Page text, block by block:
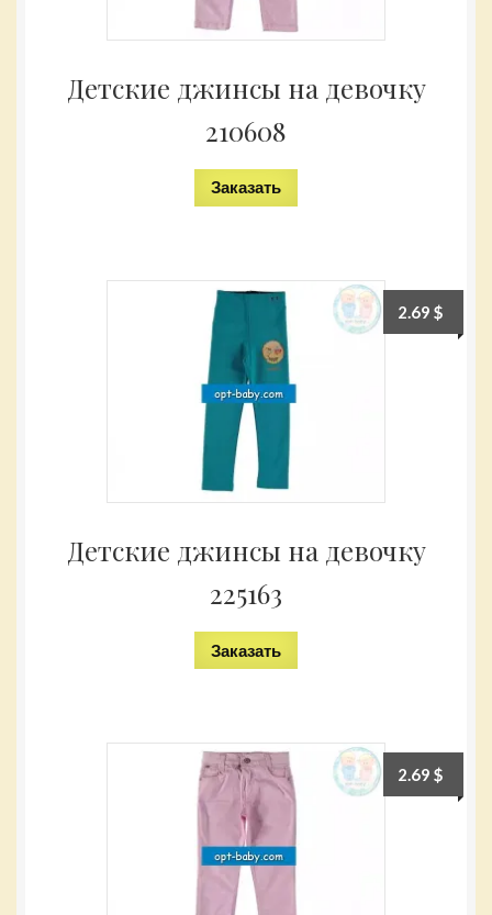
Детские джинсы на девочку
210608
Заказать
Детские джинсы на девочку
225163
2.69$
Заказать
2.69$